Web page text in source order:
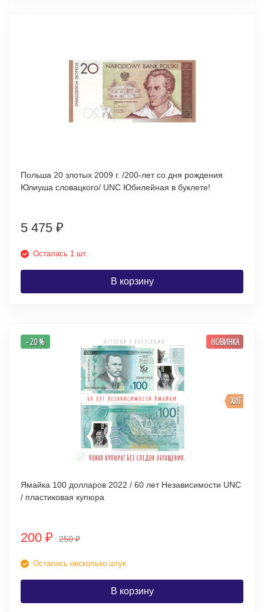
Польша 20 злотых 2009 г. /200-лет со дня рождения
Юлиуша словацкого/ UNC Юбилейная в буклете!
5 475 ₽
Осталась 1 шт.
В корзину
ХИТ
- 20 % НОВИНКА
Ямайка 100 долларов 2022 / 60 лет Независимости UNC
/ пластиковая купюра
200 ₽ 250₽
Осталось несколько штук
В корзину